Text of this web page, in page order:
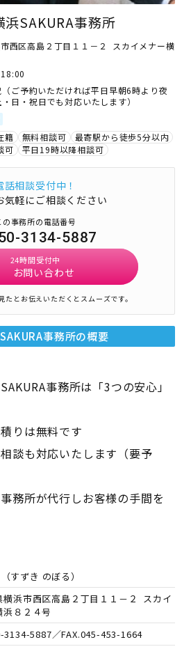
SAKURA事務所
西区高島２丁目１１－２ スカイメナー横
ご予約いただければ平日早朝6時より夜
日・祝日でも対応いたします）
籍 無料相談可
最寄駅から徒歩5分以内
可
平日19時以降相談可
話相談受付中！
気軽にご相談ください
の事務所の電話番号
3134-5887
24時間受付中
お問い合わせ
とお伝えいただくとスムーズです。
事務所の概要
事務所は「3つの安心」
りは無料です
談も対応いたします（要予
務所が代行しお客様の手間を
（すずき のぼる）
横浜市西区高島２丁目１１－２ スカイ
浜８２４号
3134-5887／FAX.045-453-1664